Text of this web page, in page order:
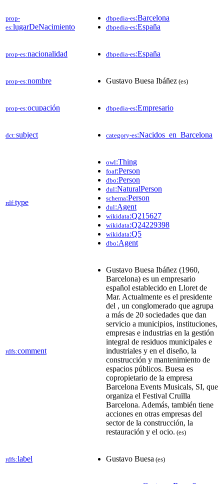
prop-
es:lugarDeNacimiento
dbpedia-es:Barcelona
dbpedia-es:España
prop-es:nacionalidad dbpedia-es:España
prop-es:nombre Gustavo Buesa Ibáñez (es)
prop-es:ocupación dbpedia-es:Empresario
dct:subject category-es:Nacidos_en_Barcelona
rdf:type
owl:Thing
foaf:Person
dbo:Person
dul:NaturalPerson
schema:Person
dul:Agent
wikidata:Q215627
wikidata:Q24229398
wikidata:Q5
dbo:Agent
rdfs:comment
Gustavo Buesa Ibáñez (1960,
Barcelona) es un empresario
español establecido en Lloret de
Mar. Actualmente es el presidente
del , un conglomerado que agrupa
a más de 20 sociedades que dan
servicio a municipios, instituciones,
empresas e industrias en la gestión
integral de residuos municipales e
industriales y en el diseño, la
construcción y mantenimiento de
espacios públicos​. Buesa es
copropietario de la empresa
Barcelona Events Musicals, SI, que
organiza el Festival Cruïlla
Barcelona​. Además, también tiene
acciones en otras empresas del
sector de la construcción, la
restauración y el ocio​. (es)
rdfs:label Gustavo Buesa (es)